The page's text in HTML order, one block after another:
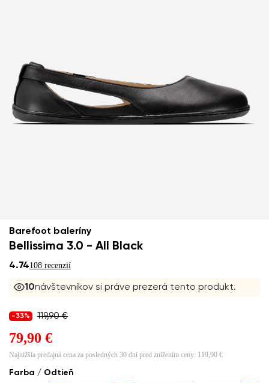
Barefoot baleríny
Bellissima 3.0 - All Black
4.74108 recenzií
10návštevníkov si práve prezerá tento produkt.
Farba / Odtieň
-33% 119,90 €
79,90 €
Najnižšia predajná cena za posledných 30 dní pred znížením ceny: 119,90 €